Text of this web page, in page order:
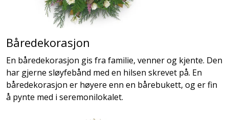
Båredekorasjon
En båredekorasjon gis fra familie, venner og kjente. Den
har gjerne sløyfebånd med en hilsen skrevet på. En
båredekorasjon er høyere enn en bårebukett, og er fin
å pynte med i seremonilokalet.